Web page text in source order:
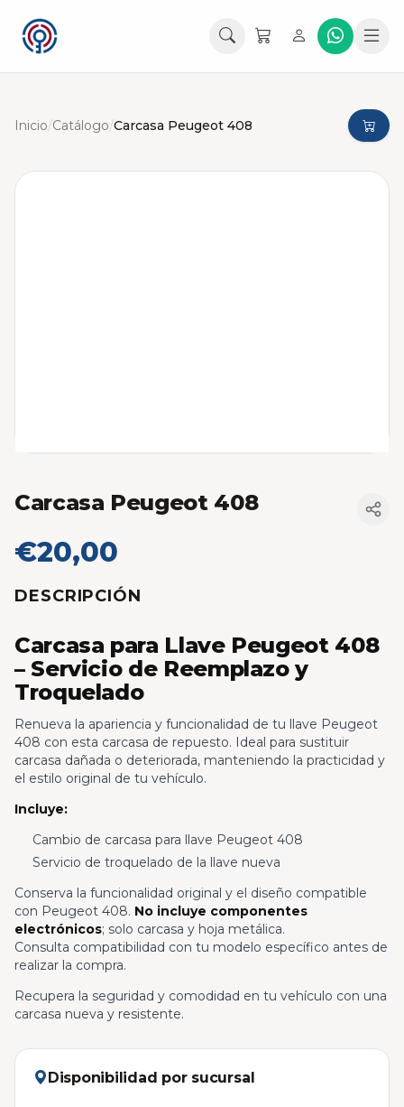
Inicio/Catálogo/Carcasa Peugeot 408
Carcasa Peugeot 408
€20,00
DESCRIPCIÓN
Carcasa para Llave Peugeot 408
– Servicio de Reemplazo y
Troquelado
Renueva la apariencia y funcionalidad de tu llave Peugeot
408 con esta carcasa de repuesto. Ideal para sustituir
carcasa dañada o deteriorada, manteniendo la practicidad y
el estilo original de tu vehículo.
Incluye:
Cambio de carcasa para llave Peugeot 408
Servicio de troquelado de la llave nueva
Conserva la funcionalidad original y el diseño compatible
con Peugeot 408. No incluye componentes
electrónicos; solo carcasa y hoja metálica.
Consulta compatibilidad con tu modelo específico antes de
realizar la compra.
Recupera la seguridad y comodidad en tu vehículo con una
carcasa nueva y resistente.
Disponibilidad por sucursal